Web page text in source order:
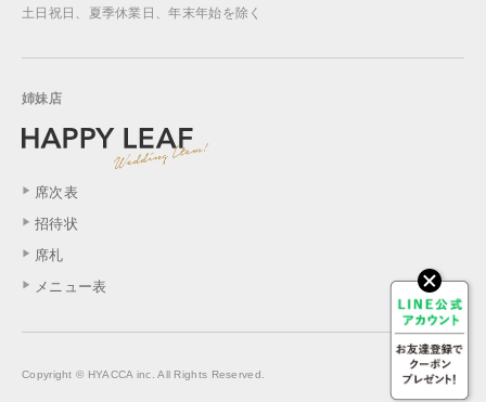
土日祝日、夏季休業日、年末年始を除く
姉妹店
席次表
招待状
席札
メニュー表
Copyright © HYACCA inc. All Rights Reserved.